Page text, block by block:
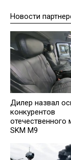
Новости
Дилер назвал
конкурентов
отечественного
SKM M9